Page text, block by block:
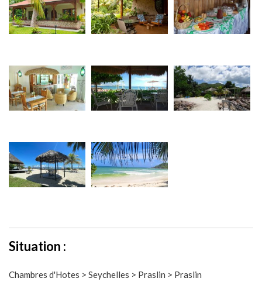
Situation :
Chambres d'Hotes > Seychelles > Praslin > Praslin